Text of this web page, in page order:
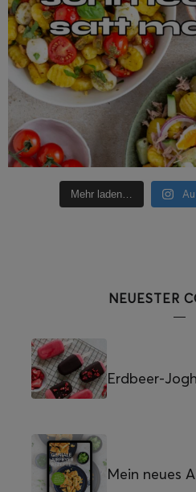
Mehr laden…
NEUESTER
Erdbeer-
Mein neues